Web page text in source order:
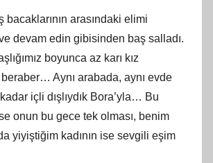
bacaklarının arasındaki elimi
ve devam edin gibisinden baş salladı.
boyunca az karı kız
Aynı arabada, aynı evde
içli dışlıydık Bora’yla… Bu
onun bu gece tek olması, benim
yiyiştiğim kadının ise sevgili eşim